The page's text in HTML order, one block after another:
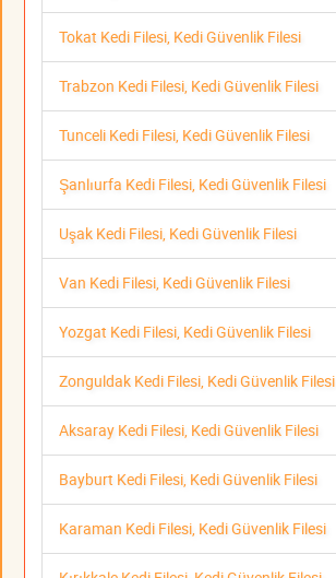
Tokat Kedi Filesi, Kedi Güvenlik Filesi
Trabzon Kedi Filesi, Kedi Güvenlik Filesi
Tunceli Kedi Filesi, Kedi Güvenlik Filesi
Şanlıurfa Kedi Filesi, Kedi Güvenlik Filesi
Uşak Kedi Filesi, Kedi Güvenlik Filesi
Van Kedi Filesi, Kedi Güvenlik Filesi
Yozgat Kedi Filesi, Kedi Güvenlik Filesi
Zonguldak Kedi Filesi, Kedi Güvenlik Filesi
Aksaray Kedi Filesi, Kedi Güvenlik Filesi
Bayburt Kedi Filesi, Kedi Güvenlik Filesi
Karaman Kedi Filesi, Kedi Güvenlik Filesi